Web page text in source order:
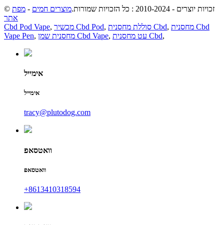
© זכויות יוצרים - 2010-2024 : כל הזכויות שמורות. מוצרים חמים - מפת
אתר
Cbd Pod Vape, מכשיר Cbd Pod, סוללת מחסנית Cbd, מחסנית Cbd
Vape Pen, מחסנית שמן Cbd Vape, עט מחסנית Cbd,
אימייל
אימייל
tracy@plutodog.com
וואטסאפ
וואטסאפ
+8613410318594